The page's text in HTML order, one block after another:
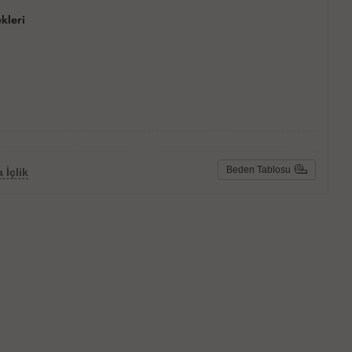
İçlik Beden Tablosu